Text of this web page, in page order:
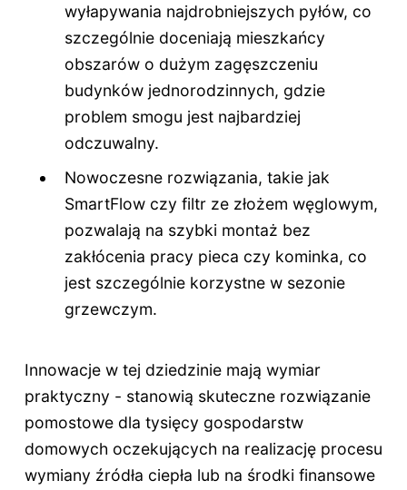
wyłapywania najdrobniejszych pyłów, co
szczególnie doceniają mieszkańcy
obszarów o dużym zagęszczeniu
budynków jednorodzinnych, gdzie
problem smogu jest najbardziej
odczuwalny.
Nowoczesne rozwiązania, takie jak
SmartFlow czy filtr ze złożem węglowym,
pozwalają na szybki montaż bez
zakłócenia pracy pieca czy kominka, co
jest szczególnie korzystne w sezonie
grzewczym.
Innowacje w tej dziedzinie mają wymiar
praktyczny - stanowią skuteczne rozwiązanie
pomostowe dla tysięcy gospodarstw
domowych oczekujących na realizację procesu
wymiany źródła ciepła lub na środki finansowe